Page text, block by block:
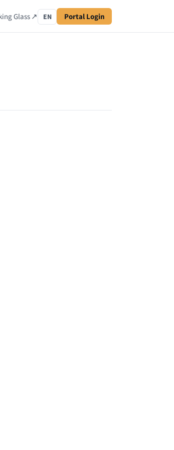
Glass ↗ EN Portal Login